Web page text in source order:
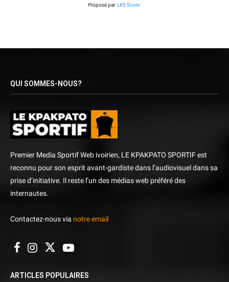
Proposé par LKS Score
QUI SOMMES-NOUS?
Premier Media Sportif Web ivoirien, LE KPAKPATO SPORTIF est
reconnu pour son esprit avant-gardiste dans l’audiovisuel dans sa
prise d’initiative. Il reste l’un des médias web préféré des
internautes.
Contactez-nous via notre email
ARTICLES POPULAIRES